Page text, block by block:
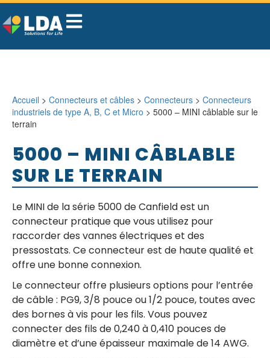
Accueil > Connecteurs et câbles > Connecteurs > Connecteurs
industriels de type A, B, C et Micro > 5000 – MINI câblable sur le
terrain
5000 – MINI CÂBLABLE
SUR LE TERRAIN
Le MINI de la série 5000 de Canfield est un
connecteur pratique que vous utilisez pour
raccorder des vannes électriques et des
pressostats. Ce connecteur est de haute qualité et
offre une bonne connexion.
Le connecteur offre plusieurs options pour l’entrée
de câble : PG9, 3/8 pouce ou 1/2 pouce, toutes avec
des bornes à vis pour les fils. Vous pouvez
connecter des fils de 0,240 à 0,410 pouces de
diamètre et d’une épaisseur maximale de 14 AWG.